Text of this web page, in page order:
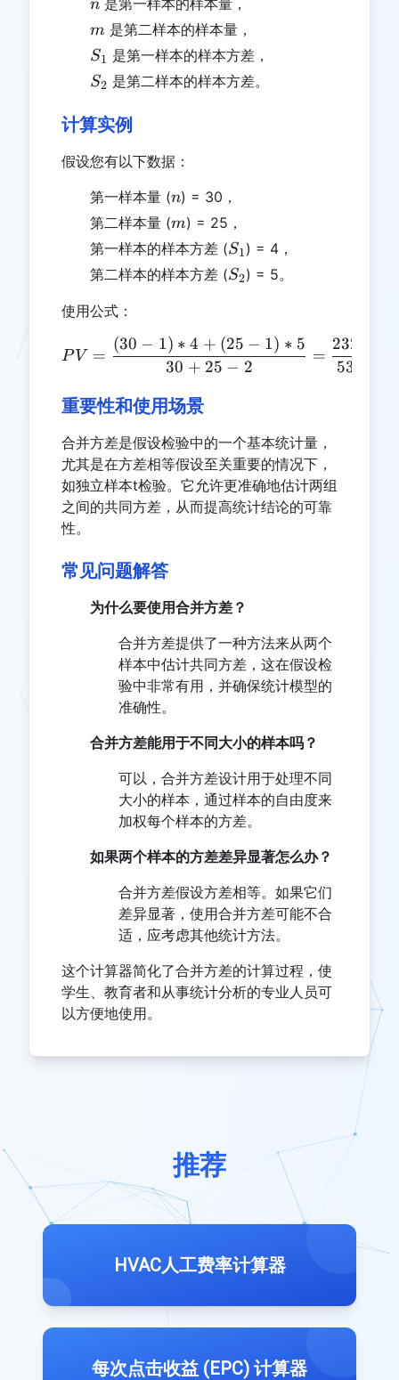
n 是第一样本的样本量，
m
m 是第二样本的样本量，
S_1
S1 是第一样本的样本方差，
S_2
S2 是第二样本的样本方差。
计算实例
假设您有以下数据：
第一样本量 (n
n) = 30，
第二样本量 (m
m) = 25，
第一样本的样本方差 (S_1
S1) = 4，
第二样本的样本方差 (S_2
S2) = 5。
使用公式：
PV = \frac{(30-1)*4 +
PV =
30 + 25 − 2
(30 − 1) ∗ 4 + (25 − 1) ∗ 5
=
53
232
重要性和使用场景
合并方差是假设检验中的一个基本统计量，
尤其是在方差相等假设至关重要的情况下，
如独立样本t检验。它允许更准确地估计两组
之间的共同方差，从而提高统计结论的可靠
性。
常见问题解答
为什么要使用合并方差？
合并方差提供了一种方法来从两个
样本中估计共同方差，这在假设检
验中非常有用，并确保统计模型的
准确性。
合并方差能用于不同大小的样本吗？
可以，合并方差设计用于处理不同
大小的样本，通过样本的自由度来
加权每个样本的方差。
如果两个样本的方差差异显著怎么办？
合并方差假设方差相等。如果它们
差异显著，使用合并方差可能不合
适，应考虑其他统计方法。
这个计算器简化了合并方差的计算过程，使
学生、教育者和从事统计分析的专业人员可
以方便地使用。
推荐
HVAC人工费率计算器
每次点击收益 (EPC) 计算器